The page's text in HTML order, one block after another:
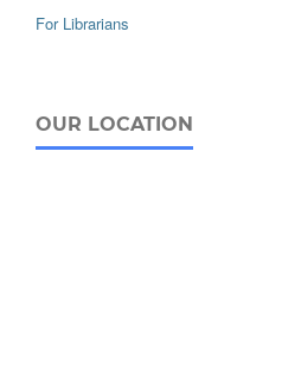
For Librarians
OUR LOCATION